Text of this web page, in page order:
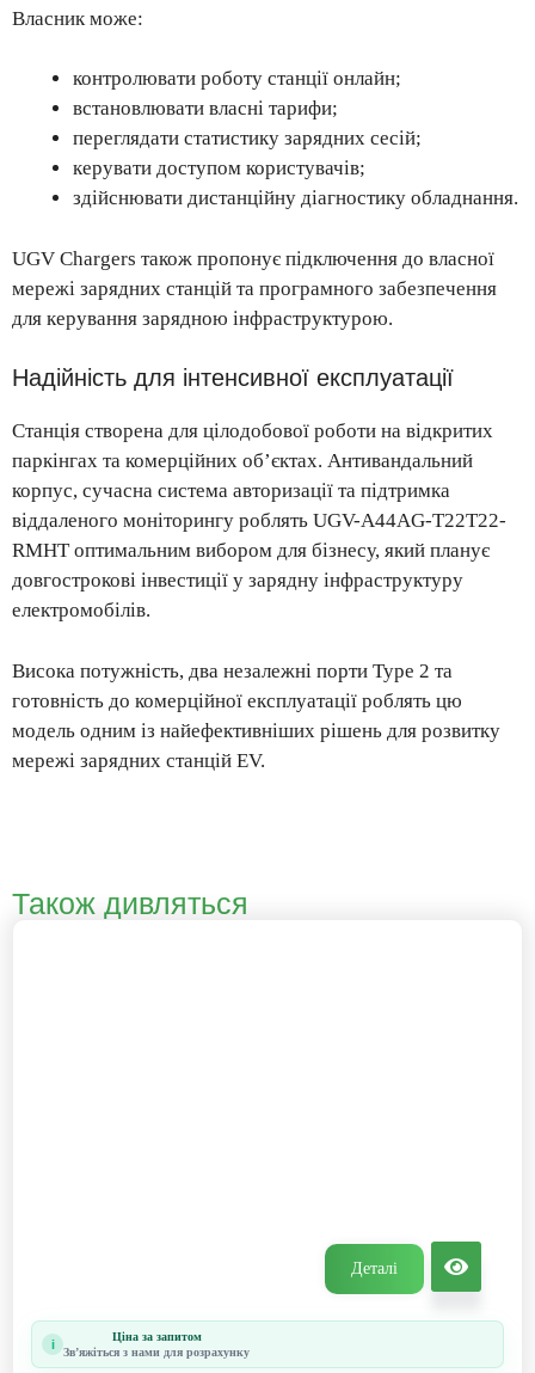
Власник може:
контролювати роботу станції онлайн;
встановлювати власні тарифи;
переглядати статистику зарядних сесій;
керувати доступом користувачів;
здійснювати дистанційну діагностику обладнання.
UGV Chargers також пропонує підключення до власної
мережі зарядних станцій та програмного забезпечення
для керування зарядною інфраструктурою.
Надійність для інтенсивної експлуатації
Станція створена для цілодобової роботи на відкритих
паркінгах та комерційних об’єктах. Антивандальний
корпус, сучасна система авторизації та підтримка
віддаленого моніторингу роблять UGV-A44AG-T22T22-
RMHT оптимальним вибором для бізнесу, який планує
довгострокові інвестиції у зарядну інфраструктуру
електромобілів.
Висока потужність, два незалежні порти Type 2 та
готовність до комерційної експлуатації роблять цю
модель одним із найефективніших рішень для розвитку
мережі зарядних станцій EV.
Також дивляться
Деталі
i Ціна за запитом
Звʼяжіться з нами для розрахунку